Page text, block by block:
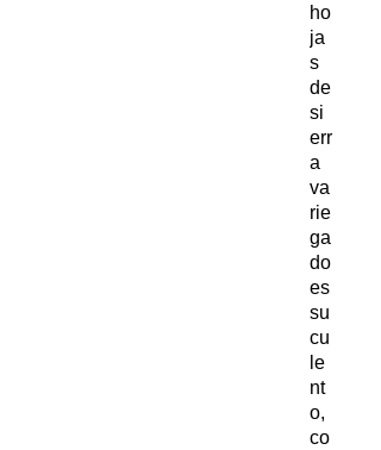
ho
ja
s
de
si
err
a
va
rie
ga
do
es
su
cu
le
nt
o,
co